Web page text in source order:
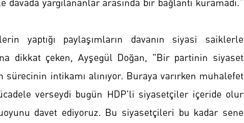
yaptığı paylaşımların davanın siyasi saiklerle
dikkat çeken, Ayşegül Doğan, "Bir partinin siyaset
sürecinin intikamı alınıyor. Buraya varırken muhalefet
verseydi bugün HDP'li siyasetçiler içeride olur
davet ediyoruz. Bu siyasetçileri bu kadar sene